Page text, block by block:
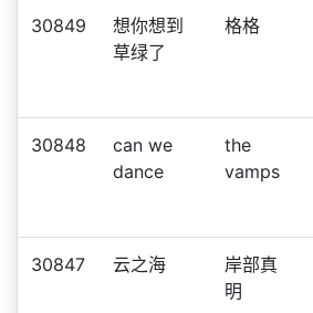
30849
想你想到
草绿了
格格
30848
can we
dance
the
vamps
30847 云之海
岸部真
明